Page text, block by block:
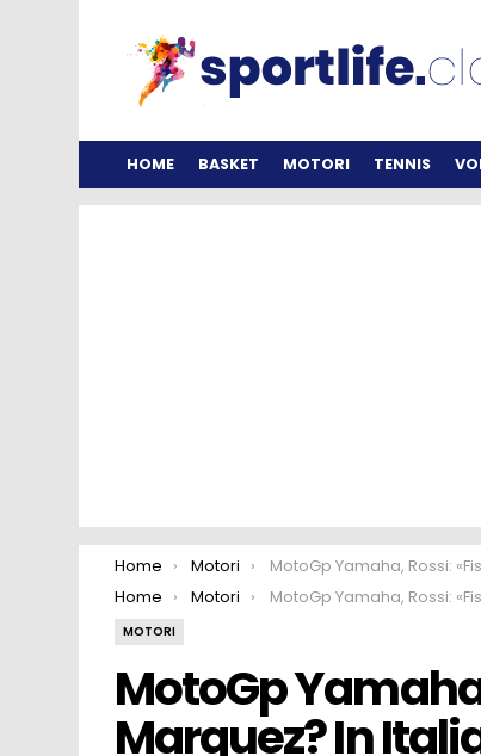
HOME BASKET MOTORI TENNIS
You are here:
Home Motori
MotoGp Yamaha, Rossi: «Fischi a Marquez?
You are here:
Home Motori MotoGp Yamaha, Rossi: «Fischi a Marquez?
MOTORI
MotoGp
Marquez? In